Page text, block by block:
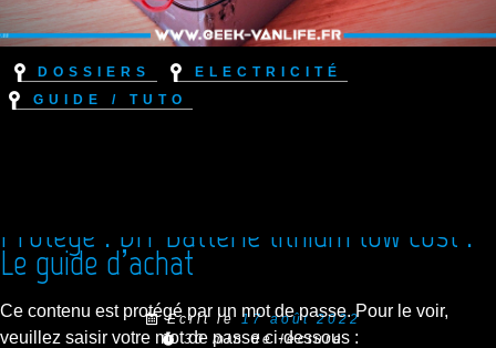
Dossiers
Electricité
Guide / Tuto
Protégé : DIY Batterie lithium low cost :
Le guide d’achat
Ecrit le 17 août 2022
30 min de lecture
Ce contenu est protégé par un mot de passe. Pour le voir,
veuillez saisir votre mot de passe ci-dessous :